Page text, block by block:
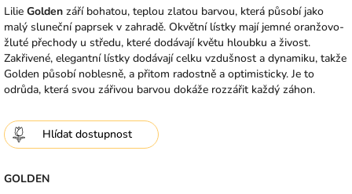
Lilie Golden září bohatou, teplou zlatou barvou, která působí jako
malý sluneční paprsek v zahradě. Okvětní lístky mají jemné oranžovo-
žluté přechody u středu, které dodávají květu hloubku a živost.
Zakřivené, elegantní lístky dodávají celku vzdušnost a dynamiku, takže
Golden působí noblesně, a přitom radostně a optimisticky. Je to
odrůda, která svou zářivou barvou dokáže rozzářit každý záhon.
Hlídat
GOLDEN